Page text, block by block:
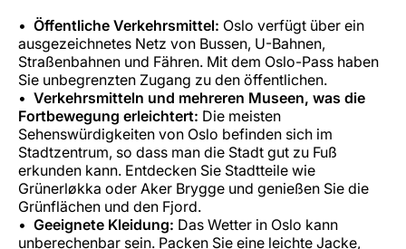
Öffentliche Verkehrsmittel: Oslo verfügt über ein
ausgezeichnetes Netz von Bussen, U-Bahnen,
Straßenbahnen und Fähren. Mit dem Oslo-Pass haben
Sie unbegrenzten Zugang zu den öffentlichen.
Verkehrsmitteln und mehreren Museen, was die
Fortbewegung erleichtert: Die meisten
Sehenswürdigkeiten von Oslo befinden sich im
Stadtzentrum, so dass man die Stadt gut zu Fuß
erkunden kann. Entdecken Sie Stadtteile wie
Grünerløkka oder Aker Brygge und genießen Sie die
Grünflächen und den Fjord.
Geeignete Kleidung: Das Wetter in Oslo kann
unberechenbar sein. Packen Sie eine leichte Jacke,